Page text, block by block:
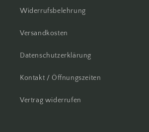
Widerrufsbelehrung
Versandkosten
Datenschutzerklärung
Kontakt / Öffnungszeiten
Vertrag widerrufen